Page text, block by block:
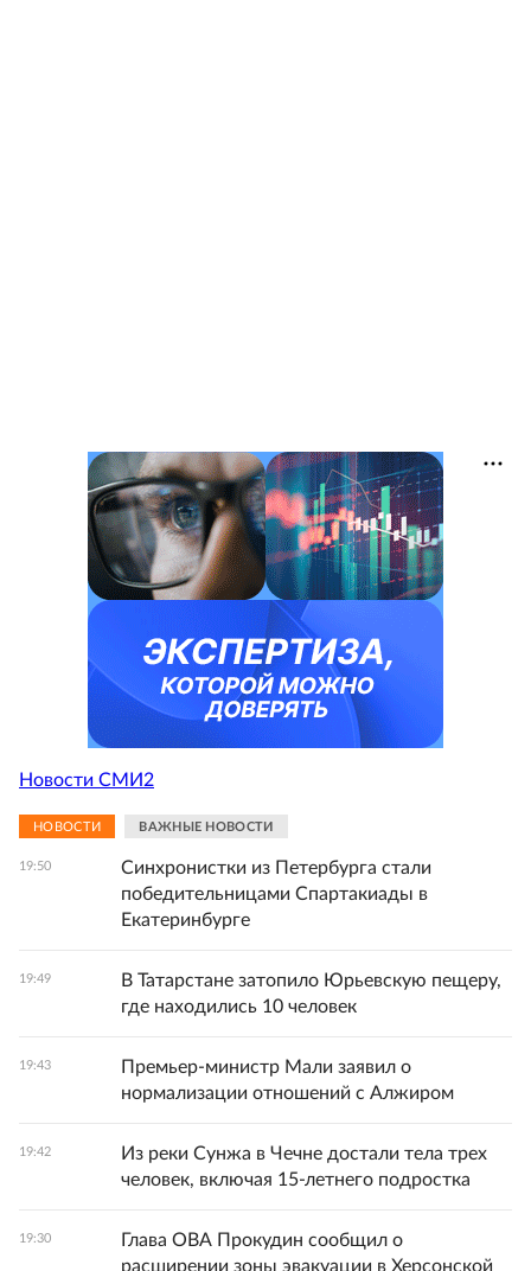
Новости СМИ2
НОВОСТИ ВАЖНЫЕ НОВОСТИ
19:50
Синхронистки из Петербурга стали
победительницами Спартакиады в
Екатеринбурге
19:49
В Татарстане затопило Юрьевскую пещеру,
где находились 10 человек
19:43
Премьер-министр Мали заявил о
нормализации отношений с Алжиром
19:42
Из реки Сунжа в Чечне достали тела трех
человек, включая 15-летнего подростка
19:30
Глава ОВА Прокудин сообщил о
расширении зоны эвакуации в Херсонской